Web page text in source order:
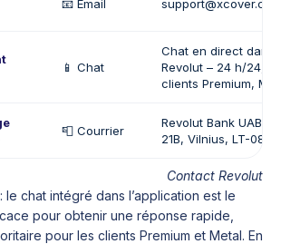
📧 Email support@xcover.com
📱 Chat
Chat en direct dans
Revolut – 24 h/24,
clients Premium,
📮 Courrier
Revolut Bank UAB,
21B, Vilnius, LT-
Contact Revolut
le chat intégré dans l’application est le
pour obtenir une réponse rapide,
pour les clients Premium et Metal. En